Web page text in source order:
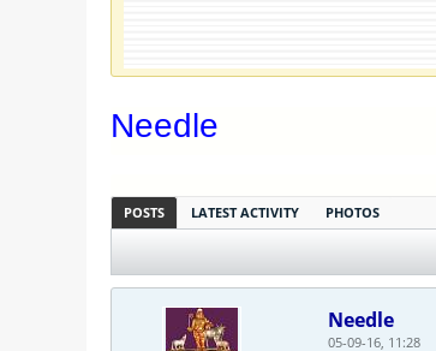
Needle
POSTS LATEST ACTIVITY PHOTOS
Needle
05-09-16, 11:28